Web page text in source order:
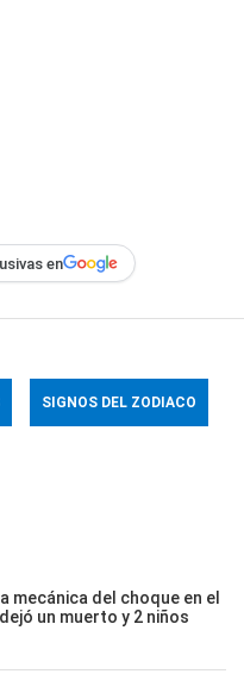
en
SIGNOS DEL ZODIACO
mecánica del choque en el
un muerto y 2 niños